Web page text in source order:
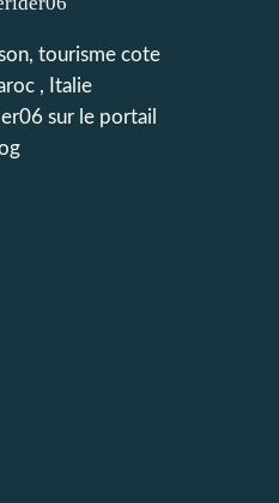
tourisme cote
, Italie
sur le portail